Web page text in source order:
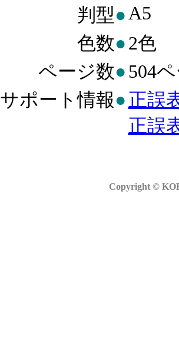
判型● A5
色数●2色
ページ数●504
サポート情報●正誤
正
Copyright ©